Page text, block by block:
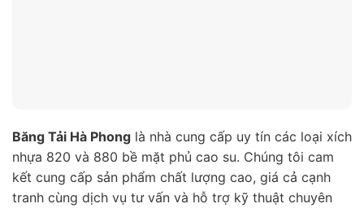
Băng Tải Hà Phong là nhà cung cấp uy tín các loại xích
nhựa 820 và 880 bề mặt phủ cao su. Chúng tôi cam
kết cung cấp sản phẩm chất lượng cao, giá cả cạnh
tranh cùng dịch vụ tư vấn và hỗ trợ kỹ thuật chuyên